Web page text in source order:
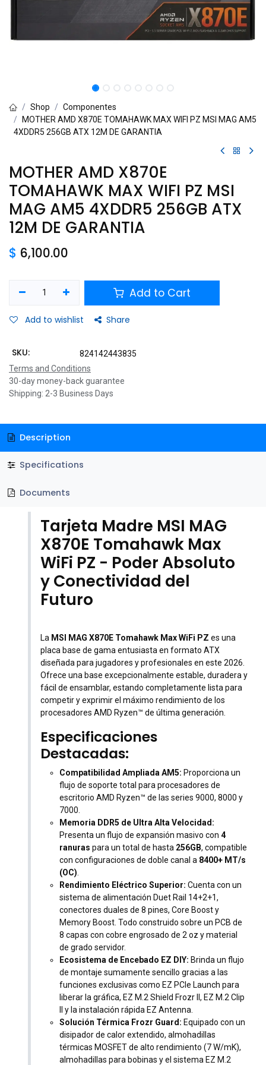
Shop
Componentes
MOTHER AMD X870E TOMAHAWK MAX WIFI PZ MSI MAG AM5
4XDDR5 256GB ATX 12M DE GARANTIA
MOTHER AMD X870E
TOMAHAWK MAX WIFI PZ MSI
MAG AM5 4XDDR5 256GB ATX
12M DE GARANTIA
$ 6,100.00
Add to Cart
Add to wishlist Share
SKU:
824142443835
Terms and Conditions
30-day money-back guarantee
Shipping: 2-3 Business Days
Description
Specifications
Documents
Tarjeta Madre MSI MAG
X870E Tomahawk Max
WiFi PZ - Poder Absoluto
y Conectividad del
Futuro
La MSI MAG X870E Tomahawk Max WiFi PZ es una
placa base de gama entusiasta en formato ATX
diseñada para jugadores y profesionales en este 2026.
Ofrece una base excepcionalmente estable, duradera y
fácil de ensamblar, estando completamente lista para
competir y exprimir el máximo rendimiento de los
procesadores AMD Ryzen™ de última generación.
Especificaciones
Destacadas:
Compatibilidad Ampliada AM5: Proporciona un
flujo de soporte total para procesadores de
escritorio AMD Ryzen™ de las series 9000, 8000 y
7000.
Memoria DDR5 de Ultra Alta Velocidad:
Presenta un flujo de expansión masivo con 4
ranuras para un total de hasta 256GB, compatible
con configuraciones de doble canal a 8400+ MT/s
(OC)
Rendimiento Eléctrico Superior: Cuenta con un
sistema de alimentación Duet Rail 14+2+1,
conectores duales de 8 pines, Core Boost y
Memory Boost. Todo construido sobre un PCB de
8 capas con cobre engrosado de 2 oz y material
de grado servidor.
Ecosistema de Encebado EZ DIY: Brinda un flujo
de montaje sumamente sencillo gracias a las
funciones exclusivas como EZ PCIe Launch para
liberar la gráfica, EZ M.2 Shield Frozr II, EZ M.2 Clip
II y la instalación rápida EZ Antenna.
Solución Térmica Frozr Guard: Equipado con un
disipador de calor extendido, almohadillas
térmicas MOSFET de alto rendimiento (7 W/mK),
almohadillas para bobinas y el sistema EZ M.2